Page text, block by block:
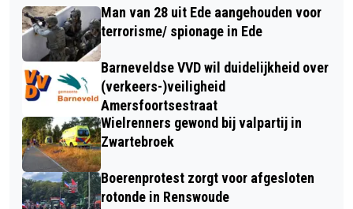
Man van 28 uit Ede aangehouden voor
terrorisme/ spionage in Ede
Barneveldse VVD wil duidelijkheid over
(verkeers-)veiligheid
Amersfoortsestraat
Wielrenners gewond bij valpartij in
Zwartebroek
Boerenprotest zorgt voor afgesloten
rotonde in Renswoude